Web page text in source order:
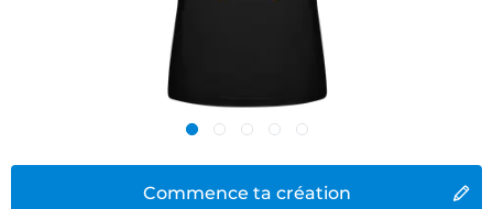
Commence ta création